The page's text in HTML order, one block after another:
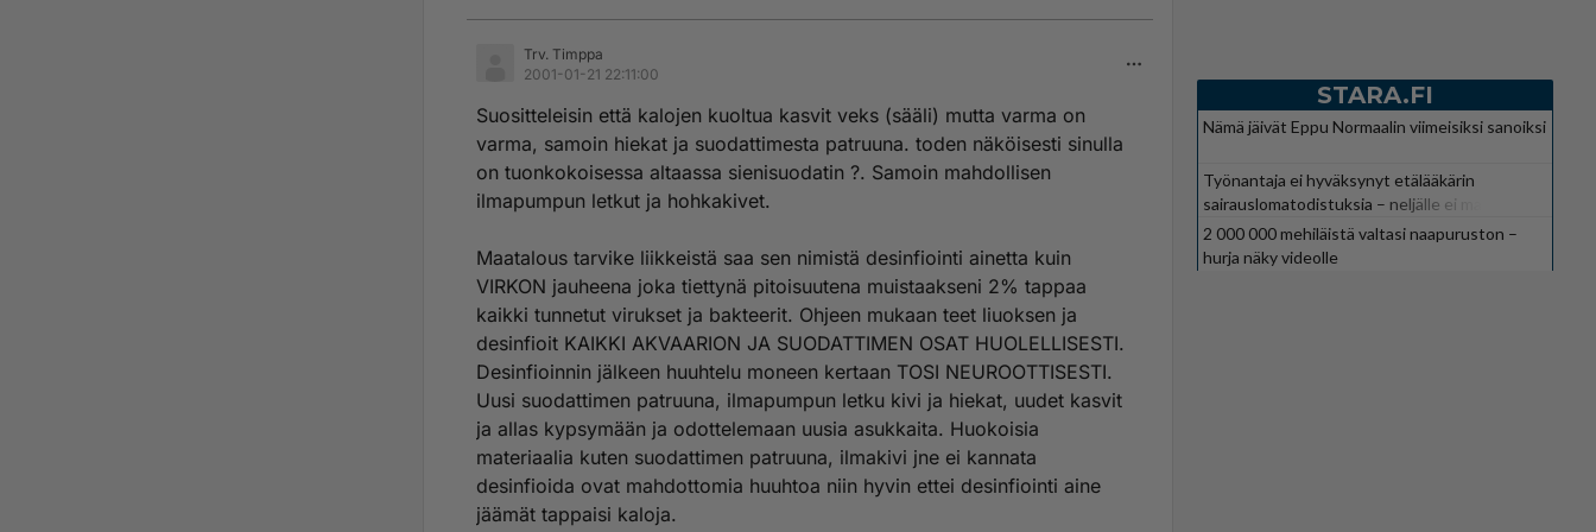
Trv. Timppa
2001-01-21 22:11:00
Suositteleisin että kalojen kuoltua kasvit veks (sääli) mutta varma on
varma, samoin hiekat ja suodattimesta patruuna. toden näköisesti sinulla
on tuonkokoisessa altaassa sienisuodatin ?. Samoin mahdollisen
ilmapumpun letkut ja hohkakivet.
Maatalous tarvike liikkeistä saa sen nimistä desinfiointi ainetta kuin
VIRKON jauheena joka tiettynä pitoisuutena muistaakseni 2% tappaa
kaikki tunnetut virukset ja bakteerit. Ohjeen mukaan teet liuoksen ja
desinfioit KAIKKI AKVAARION JA SUODATTIMEN OSAT HUOLELLISESTI.
Desinfioinnin jälkeen huuhtelu moneen kertaan TOSI NEUROOTTISESTI.
Uusi suodattimen patruuna, ilmapumpun letku kivi ja hiekat, uudet kasvit
ja allas kypsymään ja odottelemaan uusia asukkaita. Huokoisia
materiaalia kuten suodattimen patruuna, ilmakivi jne ei kannata
desinfioida ovat mahdottomia huuhtoa niin hyvin ettei desinfiointi aine
jäämät tappaisi kaloja.
STARA.FI
Nämä jäivät Eppu Normaalin viimeisiksi sanoiksi
Työnantaja ei hyväksynyt etälääkärin
sairauslomatodistuksia – neljälle ei maksettu
sairausajan palkkaa
2 000 000 mehiläistä valtasi naapuruston –
hurja näky videolle